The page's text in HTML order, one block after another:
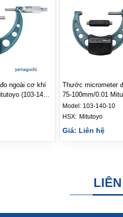
ngoài cơ khí
(103-141-
Thước micrometer
75-100mm/0.01
10)
Model: 103-140-10
HSX: Mitutoyo
Giá: Liên hệ